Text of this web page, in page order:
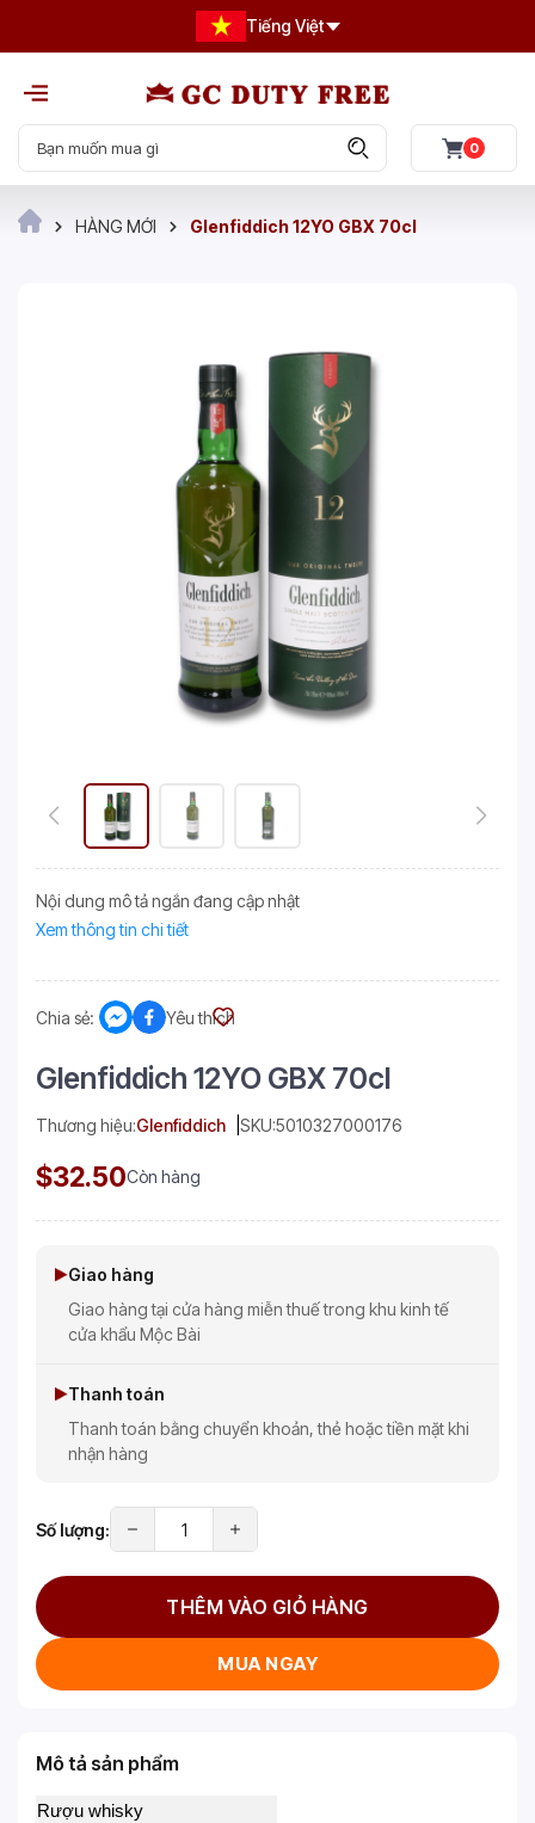
Tiếng Việt
0
HÀNG MỚI Glenfiddich 12YO GBX 70cl
Nội dung mô tả ngắn đang cập nhật
Xem thông tin chi tiết
Chia sẻ: Yêu thích
Glenfiddich 12YO GBX 70cl
Thương hiệu:Glenfiddich SKU:5010327000176
$32.50Còn hàng
Giao hàng
Giao hàng tại cửa hàng miễn thuế trong khu kinh tế
cửa khẩu Mộc Bài
Thanh toán
Thanh toán bằng chuyển khoản, thẻ hoặc tiền mặt khi
nhận hàng
Số lượng:
THÊM VÀO GIỎ HÀNG
MUA NGAY
Mô tả sản phẩm
Rượu whisky